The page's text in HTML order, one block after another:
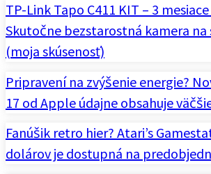
TP-Link Tapo C411 KIT – 3
Skutočne bezstarostná kamera
(moja skúsenosť)
Pripravení na zvýšenie energie?
17 od Apple údajne obsahuje
Fanúšik retro hier? Atari’s
dolárov je dostupná na